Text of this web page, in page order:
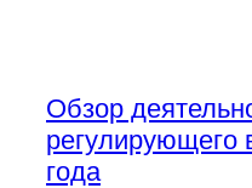
Обзор
регулирующего
года